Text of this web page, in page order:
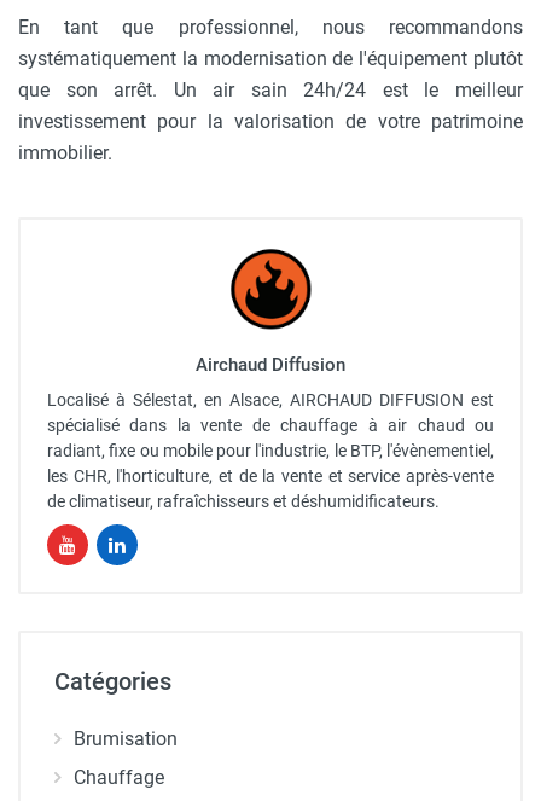
En tant que professionnel, nous recommandons
systématiquement la modernisation de l'équipement plutôt
que son arrêt. Un air sain 24h/24 est le meilleur
investissement pour la valorisation de votre patrimoine
immobilier.
Airchaud Diffusion
Localisé à Sélestat, en Alsace, AIRCHAUD DIFFUSION est
spécialisé dans la vente de chauffage à air chaud ou
radiant, fixe ou mobile pour l'industrie, le BTP, l'évènementiel,
les CHR, l'horticulture, et de la vente et service après-vente
de climatiseur, rafraîchisseurs et déshumidificateurs.
Catégories
Brumisation
Chauffage